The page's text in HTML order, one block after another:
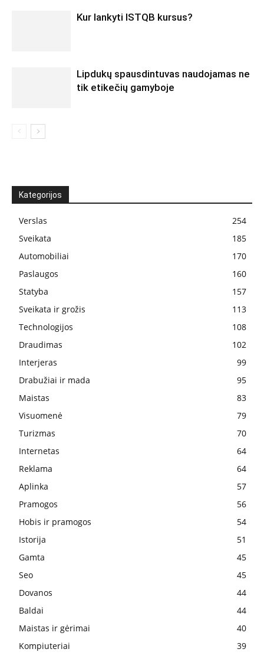
Kur lankyti ISTQB kursus?
Lipdukų spausdintuvas naudojamas ne
tik etikečių gamyboje
Kategorijos
Verslas
254
Sveikata
185
Automobiliai
170
Paslaugos
160
Statyba
157
Sveikata ir grožis
113
Technologijos
108
Draudimas
102
Interjeras
99
Drabužiai ir mada
95
Maistas
83
Visuomenė
79
Turizmas
70
Internetas
64
Reklama
64
Aplinka
57
Pramogos
56
Hobis ir pramogos
54
Istorija
51
Gamta
45
Seo
45
Dovanos
44
Baldai
44
Maistas ir gėrimai
40
Kompiuteriai
39